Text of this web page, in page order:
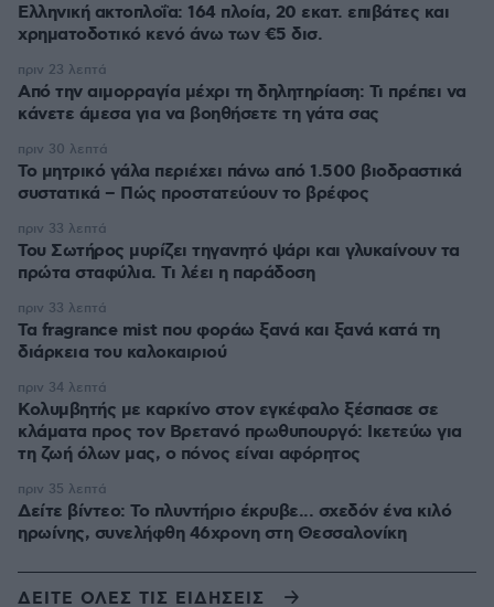
Ελληνική ακτοπλοΐα: 164 πλοία, 20 εκατ. επιβάτες και
χρηματοδοτικό κενό άνω των €5 δισ.
Από την αιμορραγία μέχρι τη δηλητηρίαση: Τι πρέπει να
κάνετε άμεσα για να βοηθήσετε τη γάτα σας
πριν 23 λεπτά
Το μητρικό γάλα περιέχει πάνω από 1.500 βιοδραστικά
συστατικά – Πώς προστατεύουν το βρέφος
πριν 30 λεπτά
Του Σωτήρος μυρίζει τηγανητό ψάρι και γλυκαίνουν τα
πρώτα σταφύλια. Τι λέει η παράδοση
πριν 33 λεπτά
Τα fragrance mist που φοράω ξανά και ξανά κατά τη
διάρκεια του καλοκαιριού
πριν 33 λεπτά
Κολυμβητής με καρκίνο στον εγκέφαλο ξέσπασε σε
κλάματα προς τον Βρετανό πρωθυπουργό: Ικετεύω για
τη ζωή όλων μας, ο πόνος είναι αφόρητος
πριν 34 λεπτά
Δείτε βίντεο: Το πλυντήριο έκρυβε... σχεδόν ένα κιλό
ηρωίνης, συνελήφθη 46χρονη στη Θεσσαλονίκη
πριν 35 λεπτά
ΔΕΙΤΕ ΟΛΕΣ ΤΙΣ ΕΙΔΗΣΕΙΣ